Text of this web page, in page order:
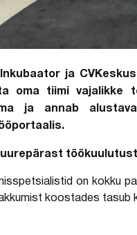
ja
oma tiimi vajalikke
ja annab
on kokku
koostades tasub